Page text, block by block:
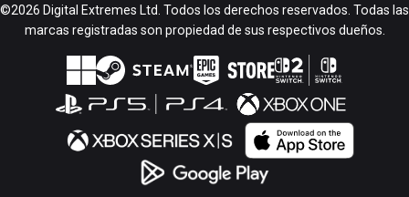
©2026 Digital Extremes Ltd. Todos los derechos reservados. Todas las
marcas registradas son propiedad de sus respectivos dueños.